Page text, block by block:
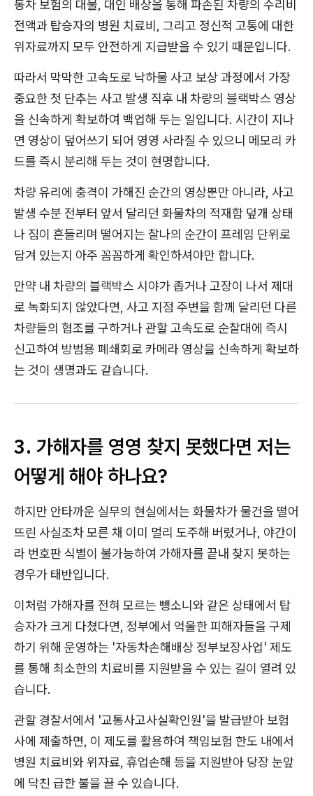
동차 보험의 대물, 대인 배상을 통해 파손된 차량의 수리비
전액과 탑승자의 병원 치료비, 그리고 정신적 고통에 대한
위자료까지 모두 안전하게 지급받을 수 있기 때문입니다.
따라서 막막한 고속도로 낙하물 사고 보상 과정에서 가장
중요한 첫 단추는 사고 발생 직후 내 차량의 블랙박스 영상
을 신속하게 확보하여 백업해 두는 일입니다. 시간이 지나
면 영상이 덮어쓰기 되어 영영 사라질 수 있으니 메모리 카
드를 즉시 분리해 두는 것이 현명합니다.
차량 유리에 충격이 가해진 순간의 영상뿐만 아니라, 사고
발생 수분 전부터 앞서 달리던 화물차의 적재함 덮개 상태
나 짐이 흔들리며 떨어지는 찰나의 순간이 프레임 단위로
담겨 있는지 아주 꼼꼼하게 확인하셔야만 합니다.
만약 내 차량의 블랙박스 시야가 좁거나 고장이 나서 제대
로 녹화되지 않았다면, 사고 지점 주변을 함께 달리던 다른
차량들의 협조를 구하거나 관할 고속도로 순찰대에 즉시
신고하여 방범용 폐쇄회로 카메라 영상을 신속하게 확보하
는 것이 생명과도 같습니다.
3. 가해자를 영영 찾지 못했다면 저는
어떻게 해야 하나요?
하지만 안타까운 실무의 현실에서는 화물차가 물건을 떨어
뜨린 사실조차 모른 채 이미 멀리 도주해 버렸거나, 야간이
라 번호판 식별이 불가능하여 가해자를 끝내 찾지 못하는
경우가 태반입니다.
이처럼 가해자를 전혀 모르는 뺑소니와 같은 상태에서 탑
승자가 크게 다쳤다면, 정부에서 억울한 피해자들을 구제
하기 위해 운영하는 '자동차손해배상 정부보장사업' 제도
를 통해 최소한의 치료비를 지원받을 수 있는 길이 열려 있
습니다.
관할 경찰서에서 '교통사고사실확인원'을 발급받아 보험
사에 제출하면, 이 제도를 활용하여 책임보험 한도 내에서
병원 치료비와 위자료, 휴업손해 등을 지원받아 당장 눈앞
에 닥친 급한 불을 끌 수 있습니다.